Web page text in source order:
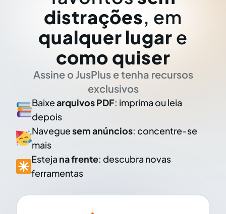
distrações, em
qualquer lugar e
como quiser
Assine o JusPlus e tenha recursos
exclusivos
Baixearquivos PDF: imprima ou leia
depois
Naveguesem anúncios: concentre-se
mais
Esteja na frente: descubra novas
ferramentas